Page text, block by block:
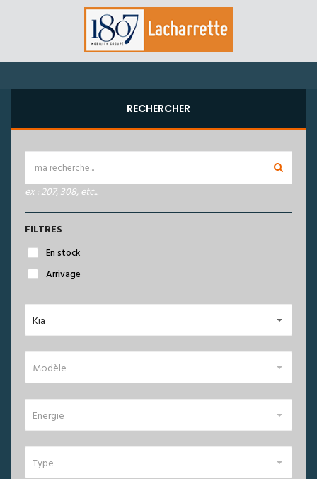
RECHERCHER
ex : 207, 308, etc...
FILTRES
En stock
Arrivage
Kia
Modèle
Energie
Type